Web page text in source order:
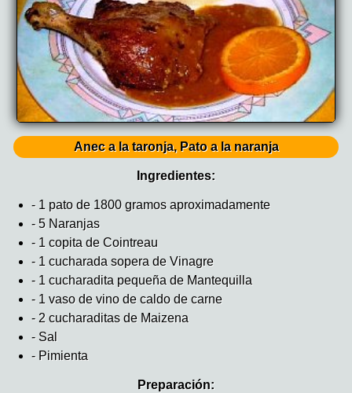
Anec a la taronja, Pato a la naranja
Ingredientes:
- 1 pato de 1800 gramos aproximadamente
- 5 Naranjas
- 1 copita de Cointreau
- 1 cucharada sopera de Vinagre
- 1 cucharadita pequeña de Mantequilla
- 1 vaso de vino de caldo de carne
- 2 cucharaditas de Maizena
- Sal
- Pimienta
Preparación: